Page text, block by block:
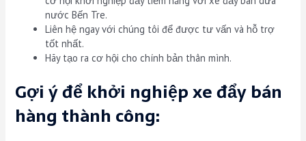
nước Bến Tre.
Liên hệ ngay với chúng tôi để được tư vấn và hỗ trợ
tốt nhất.
Hãy tạo ra cơ hội cho chính bản thân mình.
Gợi ý để khởi nghiệp xe đẩy bán
hàng thành công: